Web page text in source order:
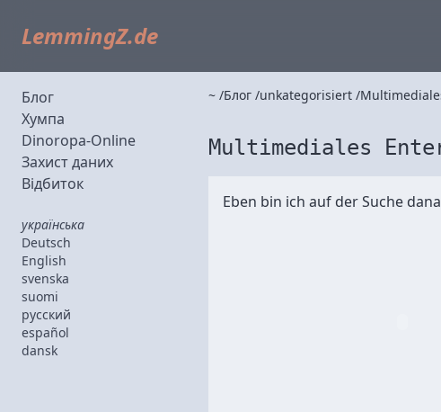
LemmingZ.de
Блог
Хумпа
Dinoropa-Online
Захист даних
Відбиток
українська
Deutsch
English
svenska
suomi
русский
español
dansk
~ Блог unkategorisiert
Multimediales
Eben bin ich auf der Suche